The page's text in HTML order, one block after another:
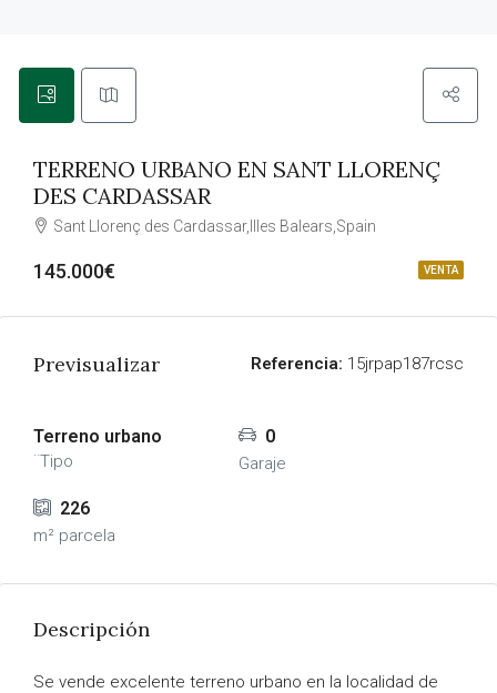
VENTA
TERRENO URBANO EN SANT LLORENÇ
DES CARDASSAR
Sant Llorenç des Cardassar,Illes Balears,Spain
145.000€
Previsualizar Referencia: 15jrpap187rcsc
Terreno urbano
¨Tipo
0
Garaje
226
m² parcela
Descripción
Se vende excelente terreno urbano en la localidad de